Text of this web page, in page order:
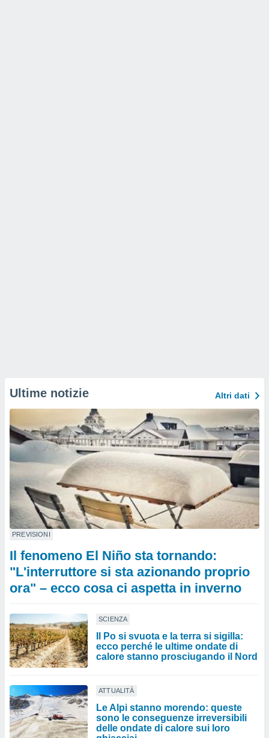
Ultime notizie Altri dati
PREVISIONI
Il fenomeno El Niño sta tornando:
"L'interruttore si sta azionando proprio
ora" – ecco cosa ci aspetta in inverno
SCIENZA
Il Po si svuota e la terra si sigilla:
ecco perché le ultime ondate di
calore stanno prosciugando il Nord
ATTUALITÀ
Le Alpi stanno morendo: queste
sono le conseguenze irreversibili
delle ondate di calore sui loro